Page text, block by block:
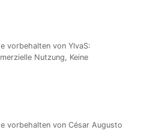
vor­be­hal­ten von YlvaS:
Nut­zung, Kei­ne
vor­be­hal­ten von César Augus­to